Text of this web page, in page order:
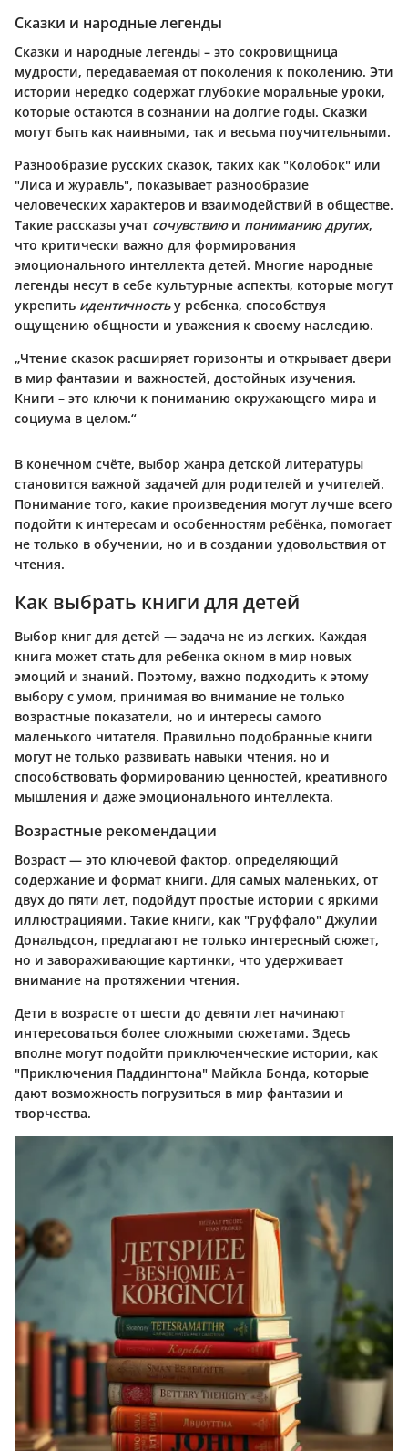
Сказки и народные легенды
Сказки и народные легенды – это сокровищница
мудрости, передаваемая от поколения к поколению. Эти
истории нередко содержат глубокие моральные уроки,
которые остаются в сознании на долгие годы. Сказки
могут быть как наивными, так и весьма поучительными.
Разнообразие русских сказок, таких как "Колобок" или
"Лиса и журавль", показывает разнообразие
человеческих характеров и взаимодействий в обществе.
Такие рассказы учат сочувствиюи пониманию других,
что критически важно для формирования
эмоционального интеллекта детей. Многие народные
легенды несут в себе культурные аспекты, которые могут
укрепить идентичностьу ребенка, способствуя
ощущению общности и уважения к своему наследию.
„Чтение сказок расширяет горизонты и открывает двери
в мир фантазии и важностей, достойных изучения.
Книги – это ключи к пониманию окружающего мира и
социума в целом.“
В конечном счёте, выбор жанра детской литературы
становится важной задачей для родителей и учителей.
Понимание того, какие произведения могут лучше всего
подойти к интересам и особенностям ребёнка, помогает
не только в обучении, но и в создании удовольствия от
чтения.
Как выбрать книги для детей
Выбор книг для детей — задача не из легких. Каждая
книга может стать для ребенка окном в мир новых
эмоций и знаний. Поэтому, важно подходить к этому
выбору с умом, принимая во внимание не только
возрастные показатели, но и интересы самого
маленького читателя. Правильно подобранные книги
могут не только развивать навыки чтения, но и
способствовать формированию ценностей, креативного
мышления и даже эмоционального интеллекта.
Возрастные рекомендации
Возраст — это ключевой фактор, определяющий
содержание и формат книги. Для самых маленьких, от
двух до пяти лет, подойдут простые истории с яркими
иллюстрациями. Такие книги, как "Груффало" Джулии
Дональдсон, предлагают не только интересный сюжет,
но и завораживающие картинки, что удерживает
внимание на протяжении чтения.
Дети в возрасте от шести до девяти лет начинают
интересоваться более сложными сюжетами. Здесь
вполне могут подойти приключенческие истории, как
"Приключения Паддингтона" Майкла Бонда, которые
дают возможность погрузиться в мир фантазии и
творчества.